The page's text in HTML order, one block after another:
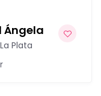
Ángela
Plata